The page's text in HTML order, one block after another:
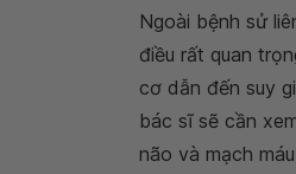
Ngoài bệnh sử
điều rất quan
cơ dẫn đến suy
bác sĩ sẽ cần
não và mạch